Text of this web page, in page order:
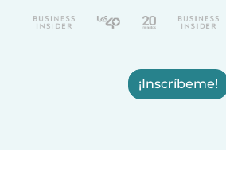
¡Inscríbeme!